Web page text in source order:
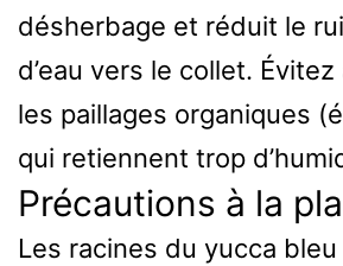
désherbage et réduit le
d’eau vers le collet.
les paillages organiques
qui retiennent trop
Précautions à la
Les racines du yucca